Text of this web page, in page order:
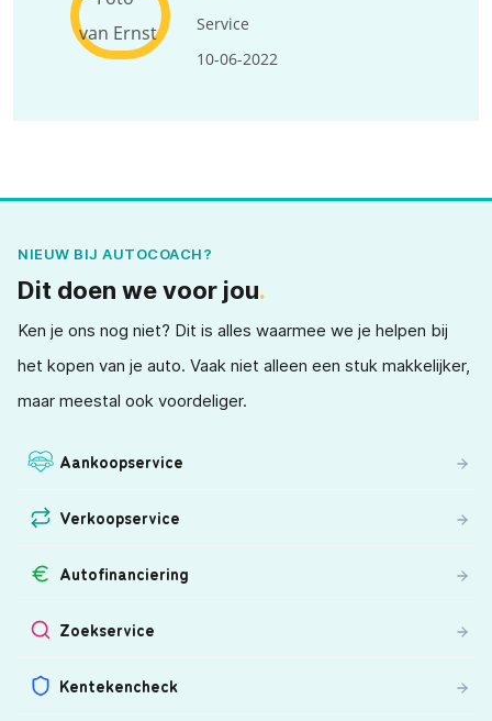
Service
10-06-2022
NIEUW BIJ AUTOCOACH?
Dit doen we voor jou.
Ken je ons nog niet? Dit is alles waarmee we je helpen bij
het kopen van je auto. Vaak niet alleen een stuk makkelijker,
maar meestal ook voordeliger.
Aankoopservice
Verkoopservice
Autofinanciering
Zoekservice
Kentekencheck